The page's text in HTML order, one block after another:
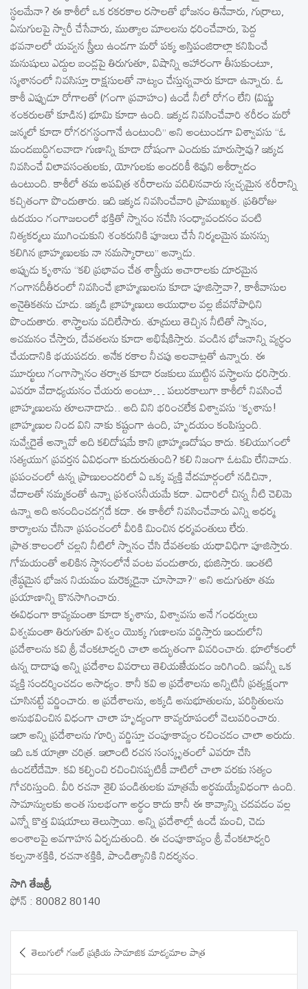
స్థలమేనా? ఈ కాశీలో ఒక రకరకాల రసాలతో భోజనం తినేవారు, గుర్రాలు,
ఏనుగులపై స్వారీ చేసేవారు, ముత్యాల మాలలను ధరించేవారు, పెద్ద
భవనాలలో యవ్వన స్త్రీలు ఉండగా మరో పక్క అస్తిపంజిరాల్లా కనిపించే
మనుషులు ఎద్దుల బండ్లపై తిరుగుతూ, విషాన్ని ఆహారంగా తీసుకుంటూ,
స్మశానంలో నివసిస్తూ రాక్షసులతో నాట్యం చేస్తున్నవారు కూడా ఉన్నారు. ఓ
కాశీ ఎప్పుడూ రోగాలతో (గంగా ప్రవాహం) ఉండే నీలో రోగం లేని (విష్ణు
శంకరులతో కూడిన) భూమి కూడా ఉంది. ఇక్కడ నివసించేవారి శరీరం మరో
జన్మలో కూడా రోగరగస్థంగానే ఉంటుంది’’ అని అంటుండగా విశ్వావసు ‘‘ఓ
మందబుద్ధిగలవాడా గుణాన్ని కూడా దోషంగా ఎందుకు మారుస్తావు? ఇక్కడ
నివసించే విలావసంతులకు, యోగులకు అందరికీ శివుని ఆశీర్వాదం
ఉంటుంది. కాశీలో తమ అపవిత్ర శరీరాలను వదిలినవారు స్వచ్ఛమైన శరీరాన్ని
కచ్చితంగా పొందుతారు. ఇది ఇక్కడ నివసించేవారి ప్రాముఖ్యత. ప్రతిరోజు
ఉదయం గంగాజలంలో భక్తితో స్నానం నచేసి సంధ్యావందనం వంటి
నిత్యకర్మలు ముగించుకుని శంకరునికి పూజలు చేసే నిర్మలమైన మనస్సు
కలిగిన బ్రాహ్మణులకు నా నమస్కారాలు’’ అన్నాడు.
అప్పుడు కృశాను ‘‘కలి ప్రభావం చేత శాస్త్రీయ ఆచారాలకు దూరమైన
గంగానదీతీరంలో నివసించే బ్రాహ్మణులను కూడా పూజిస్తావా?, కాశీవాసుల
అనైతికతను చూడు. ఇక్కడి బ్రాహ్మణులు ఆయుధాల వల్ల జీవనోపాధిని
పొందుతారు. శాస్త్రాలను వదిలేసారు. శూద్రులు తెచ్చిన నీటితో స్నానం,
ఆచమనం చేస్తారు, దేవతలను కూడా అభిషేకిస్తారు. వండిన భోజనాన్ని వ్యర్థం
చేయడానికి భయపడరు. అనేక రకాల నీచపు అలవాట్లతో ఉన్నారు. ఈ
మూర్ఖులు గంగాస్నానం తర్వాత కూడా రజకులు ముట్టిన వస్త్రాలను ధరిస్తారు.
ఎవరూ వేదాధ్యయనం చేయరు అంటూ… పలురకాలుగా కాశీలో నివసించే
బ్రాహ్మణులను తూలనాడాడు.. అది విని భరించలేక విశ్వావసు ‘‘కృశాను!
బ్రాహ్మణుల నింద విని నాకు కష్టంగా ఉంది, హృదయం కంపిస్తుంది.
నువ్వేదైతే అన్నావో అది కలిదోషమే కాని బ్రాహ్మణదోషం కాదు. కలియుగంలో
సత్యయుగ ప్రవర్తన ఏవిధంగా కుదురుతుంది? కలి నిజంగా ఓటమి లేనివాడు.
ప్రపంచంలో ఉన్న ప్రాణులందరిలో ఏ ఒక్క వ్యక్తి వేదమార్గంలో నడిచినా,
వేదాలతో నమ్మకంతో ఉన్నా ప్రశంసనీయమే కదా. ఎడారిలో చిన్న నీటి చెలిమె
ఉన్నా అది ఆనందించదగ్గదే కదా. ఈ కాశీలో నివసించేవారు ఎన్ని అధర్మ
కార్యాలను చేసినా ప్రపంచంలో వీరికి మించిన ధర్మవంతులు లేరు.
ప్రాత:కాలంలో చల్లని నీటిలో స్నానం చేసి దేవతలకు యథావిధిగా పూజిస్తారు.
గోమయంతో అలికిన స్థానంలోనే వంట వండుతారు, భుజిస్తారు. ఇంతటి
శ్రేష్ఠమైన భోజన నియమం మరెక్కడైనా చూసావా?’’ అని అడుగుతూ తమ
ప్రయాణాన్ని కొనసాగించారు.
ఈవిధంగా కావ్యమంతా కూడా కృశాను, విశ్వావసు అనే గంధర్వులు
విశ్వమంతా తిరుగుతూ విశ్వం యొక్క గుణాలను వర్ణిస్తారు ఇందులోని
ప్రదేశాలను కవి శ్రీ వేంకటాధ్వరి చాలా అద్భుతంగా వివరించారు. భూలోకంలో
ఉన్న దాదాపు అన్ని ప్రదేశాల వివరాలు తెలియజేయడం జరిగింది. ఇవన్నీ ఒక
వ్యక్తి సందర్శించడం అసాధ్యం. కానీ కవి ఆ ప్రదేశాలను అన్నిటినీ ప్రత్యక్షంగా
చూసినట్టే వర్ణించారు. ఆ ప్రదేశాలను, అక్కడి అనుభూతులను, పరిస్థితులను
అనుభవించిన విధంగా చాలా హృద్యంగా కావ్యరూపంలో వెలువరించారు.
ఇలా అన్ని ప్రదేశాలను గూర్చి వర్ణిస్తూ చంపూకావ్యం రచించడం చాలా అరుదు.
ఇది ఒక యాత్రా చరిత్ర. ఇలాంటి రచన సంస్కృతంలో ఎవరూ చేసి
ఉండలేదేమో. కవి కల్పించి రచించినప్పటికీ వాటిలో చాలా వరకు సత్యం
గోచరిస్తుంది. వీరి రచనా శైలి పండితులకు మాత్రమే అర్థమయ్యేవిధంగా ఉంది.
సామాన్యులకు అంత సులభంగా అర్థం కాదు కానీ ఈ కావ్యాన్ని చదవడం వల్ల
ఎన్నో కొత్త విషయాలు తెలుస్తాయి. అన్ని ప్రదేశాల్లో ఉండే మంచి, చెడు
అంశాలపై అవగాహన ఏర్పడుతుంది. ఈ చంపూకావ్యం శ్రీ వేంకటాధ్వరి
కల్పనాశక్తికి, రచనాశక్తికి, పాండిత్యానికి నిదర్శనం.
సాగి తేజశ్రీ
ఫోన్‌ : 80082 80140
navigation
తెలుగులో గజల్‌ ప్రక్రియ సామాజిక మాధ్యమాల పాత్ర